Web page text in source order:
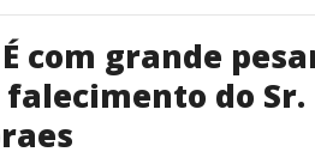
com grande
do